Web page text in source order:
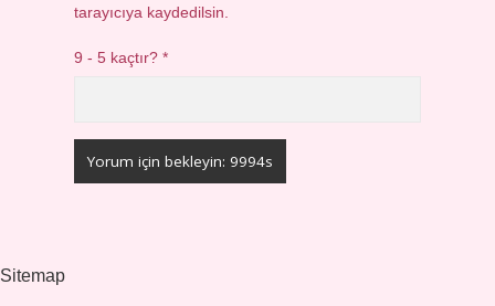
tarayıcıya kaydedilsin.
9 - 5 kaçtır?*
Sitemap